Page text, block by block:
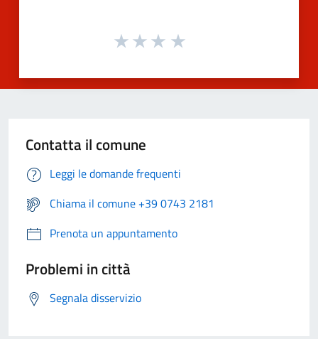
Contatta il comune
Leggi le domande frequenti
Chiama il comune +39 0743 2181
Prenota un appuntamento
Problemi in città
Segnala disservizio